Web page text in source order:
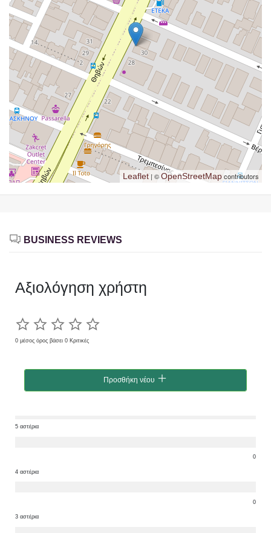
Leaflet | ©OpenStreetMapcontributors
BUSINESS REVIEWS
Αξιολόγηση χρήστη
0 μέσος όρος βάσει 0 Κριτικές
Προσθήκη νέου
5 αστέρια
0
4 αστέρια
0
3 αστέρια